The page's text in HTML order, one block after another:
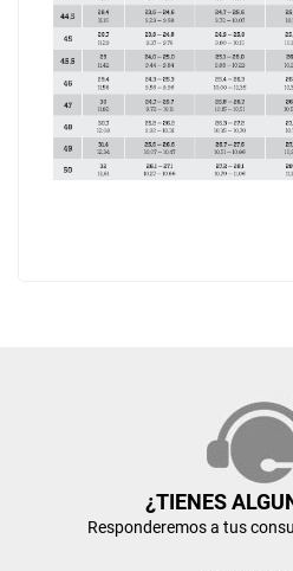
¿TIENES
Responderemos a tus